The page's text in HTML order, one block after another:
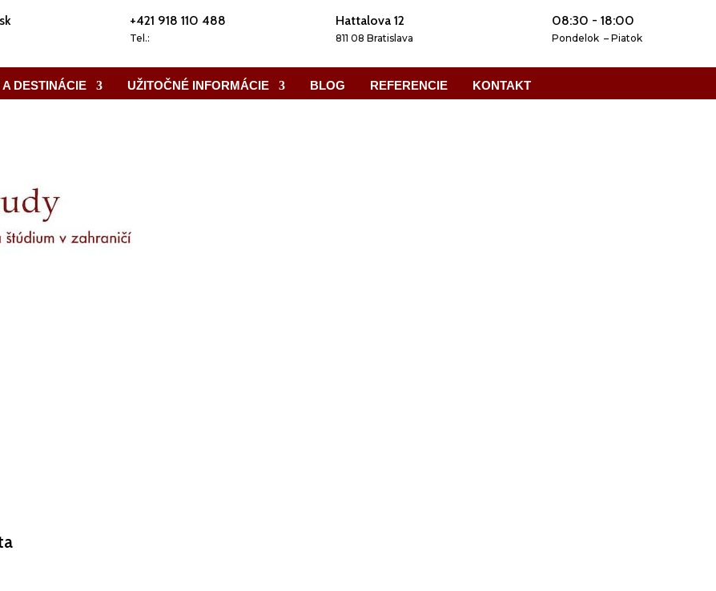
+421 918 110 488
Tel.:
Hattalova 12
811 08 Bratislava
08:30 - 18:00
Pondelok – Piatok
DESTINÁCIE UŽITOČNÉ INFORMÁCIE BLOG REFERENCIE KONTAKT